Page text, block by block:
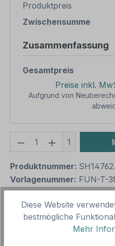
Produktpreis
Zwischensumme
Zusammenfassung
Gesamtpreis
Preise inkl.
Aufgrund von
Produkt Anzahl:
1
Produktnummer:
Vorlagenummer: FUN-T-
Beschreibung
Niederländisches
Diese Website
bestmögliche
Mehr